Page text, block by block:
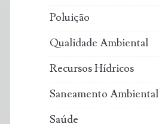
Poluição
Qualidade Ambiental
Recursos Hídricos
Saneamento Ambiental
Saúde